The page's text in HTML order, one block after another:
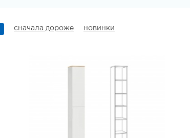
сначала дороже новинки